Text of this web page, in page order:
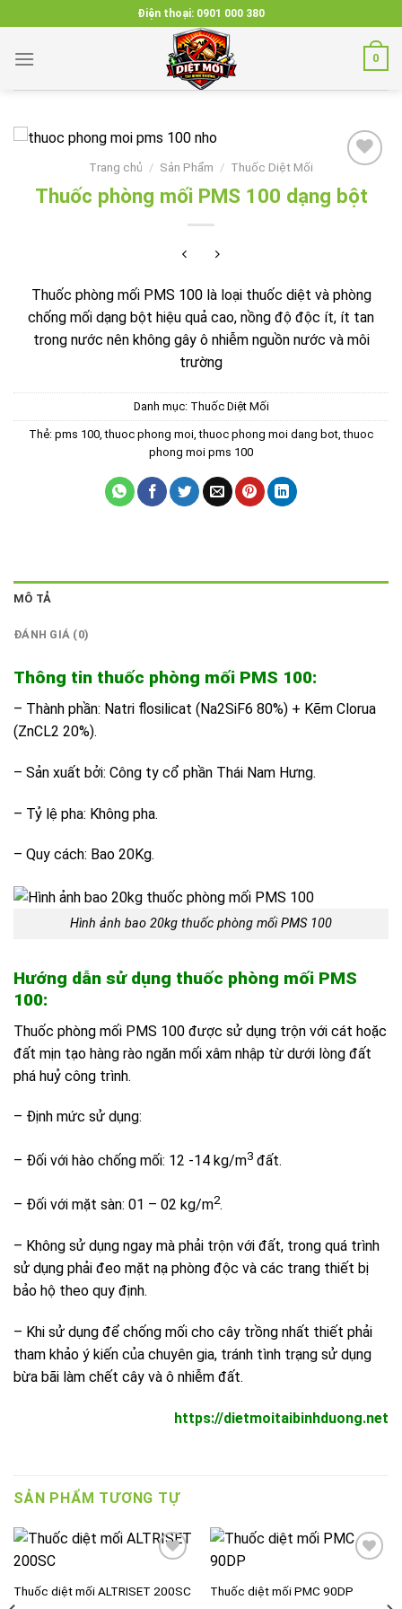
to
content
Điện thoại: 0901 000 380
0
Trang chủ / Sản Phẩm / Thuốc Diệt Mối
Thuốc phòng mối PMS 100 dạng bột
Thuốc phòng mối PMS 100 là loại thuốc diệt và phòng
chống mối dạng bột hiệu quả cao, nồng độ độc ít, ít tan
trong nước nên không gây ô nhiễm nguồn nước và môi
trường
Danh mục: Thuốc Diệt Mối
Thẻ: pms 100 ,thuoc phong moi ,thuoc phong moi dang bot ,thuoc
phong moi pms 100
MÔ TẢ
ĐÁNH GIÁ (0)
Thông tin thuốc phòng mối PMS 100:
– Thành phần: Natri flosilicat (Na2SiF6 80%) + Kẽm Clorua
(ZnCL2 20%).
– Sản xuất bởi: Công ty cổ phần Thái Nam Hưng.
– Tỷ lệ pha: Không pha.
– Quy cách: Bao 20Kg.
Hình ảnh bao 20kg thuốc phòng mối PMS 100
Hướng dẫn sử dụng thuốc phòng mối PMS
100:
Thuốc phòng mối PMS 100 được sử dụng trộn với cát hoặc
đất mịn tạo hàng rào ngăn mối xâm nhập từ dưới lòng đất
phá huỷ công trình.
– Định mức sử dụng:
– Đối với hào chống mối: 12 -14 kg/m3 đất.
– Đối với mặt sàn: 01 – 02 kg/m2.
– Không sử dụng ngay mà phải trộn với đất, trong quá trình
sử dụng phải đeo mặt nạ phòng độc và các trang thiết bị
bảo hộ theo quy định.
– Khi sử dụng để chống mối cho cây trồng nhất thiết phải
tham khảo ý kiến của chuyên gia, tránh tình trạng sử dụng
bừa bãi làm chết cây và ô nhiễm đất.
https://dietmoitaibinhduong.net
SẢN PHẨM TƯƠNG TỰ
Thuốc diệt mối ALTRISET 200SC Thuốc diệt mối PMC 90DP